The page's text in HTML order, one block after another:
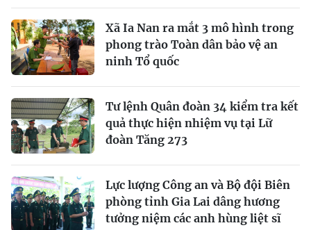
Xã Ia Nan ra mắt 3 mô hình trong
phong trào Toàn dân bảo vệ an
ninh Tổ quốc
Tư lệnh Quân đoàn 34 kiểm tra kết
quả thực hiện nhiệm vụ tại Lữ
đoàn Tăng 273
Lực lượng Công an và Bộ đội Biên
phòng tỉnh Gia Lai dâng hương
tưởng niệm các anh hùng liệt sĩ